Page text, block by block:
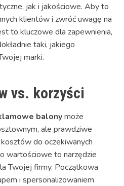
jak i jakościowe. Aby to
klientów i zwróć uwagę na
to kluczowe dla zapewnienia,
taki, jakiego
marki.
vs. korzyści
balonymoże
ale prawdziwe
do oczekiwanych
wartościowe to narzędzie
Twojej firmy. Początkowa
i spersonalizowaniem